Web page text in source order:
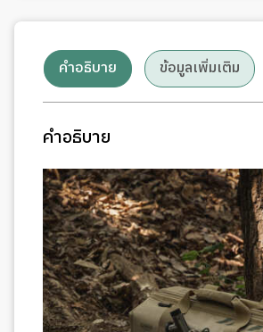
คำอธิบาย ข้อมูลเพิ่มเติม
คำอธิบาย